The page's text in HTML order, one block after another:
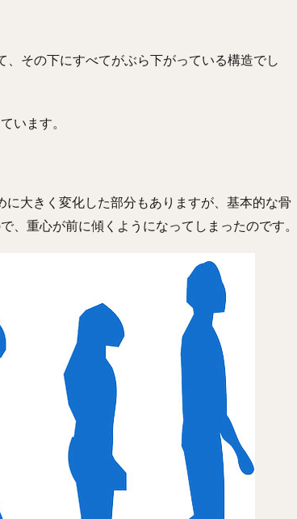
その下にすべてがぶら下がっている構造でし
います。
大きく変化した部分もありますが、基本的な骨
、重心が前に傾くようになってしまったのです。